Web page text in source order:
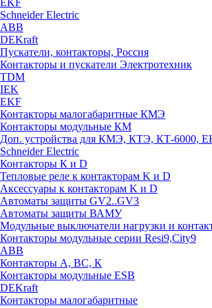
EKF
Schneider Electric
ABB
DEKraft
Пускатели, контакторы, Россия
Контакторы и пускатели Электротехник
TDM
IEK
EKF
Контакторы малогабаритные КМЭ
Контакторы модульные КМ
Доп. устройства для КМЭ, КТЭ, КТ-6000,
Schneider Electric
Контакторы К и D
Тепловые реле к контакторам K и D
Аксессуары к контакторам K и D
Автоматы защиты GV2..GV3
Автоматы защиты ВАМУ
Модульные выключатели нагрузки и
Контакторы модульные серии Resi9,City9
ABB
Контакторы А, ВС, К
Контакторы модульные ESB
DEKraft
Контакторы малогабаритные